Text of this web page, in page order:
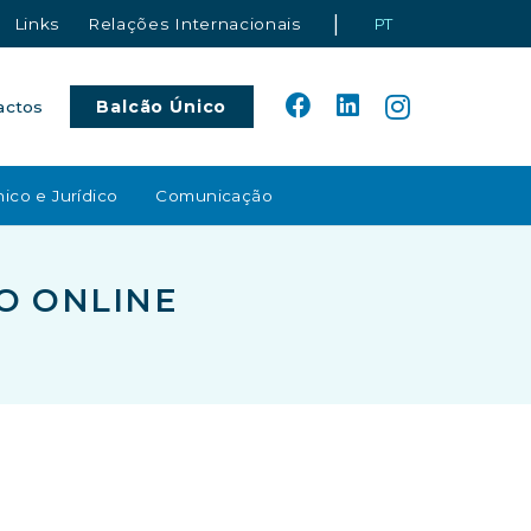
Links Relações Internacionais | PT
Balcão Único
e Jurídico Comunicação
ONLINE